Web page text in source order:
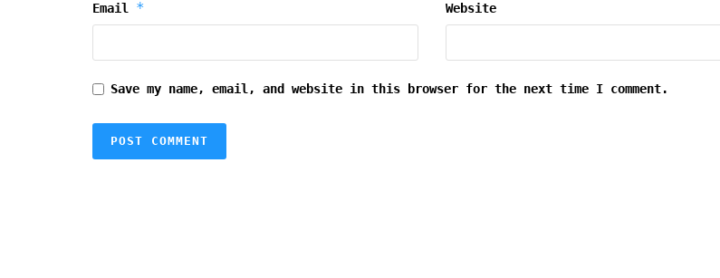
Email * Website
Save my name, email, and website in this browser for the next time I comment.